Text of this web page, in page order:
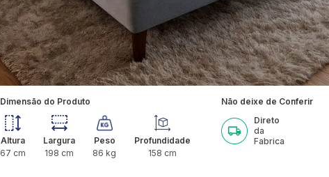
Dimensão do Produto
Altura
67 cm
Largura
198 cm
Peso
86 kg
Profundidade
158 cm
Não deixe de Conferir
Direto
da
Fabrica